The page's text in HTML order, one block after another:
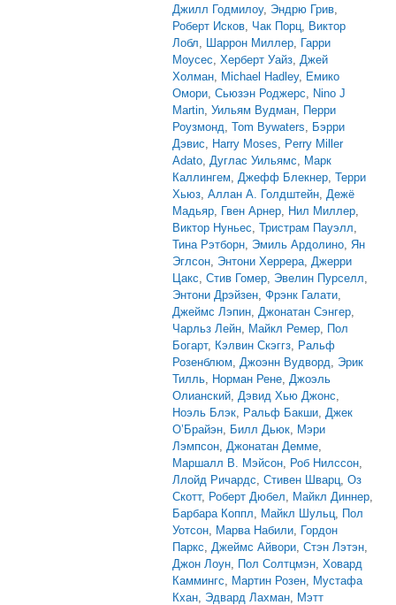
Джилл Годмилоу, Эндрю Грив,
Роберт Исков, Чак Порц, Виктор
Лобл, Шаррон Миллер, Гарри
Моусес, Херберт Уайз, Джей
Холман, Michael Hadley, Емико
Омори, Сьюзэн Роджерс, Nino J
Martin, Уильям Вудман, Перри
Роузмонд, Tom Bywaters, Бэрри
Дэвис, Harry Moses, Perry Miller
Adato, Дуглас Уильямс, Марк
Каллингем, Джефф Блекнер, Терри
Хьюз, Аллан А. Голдштейн, Дежё
Мадьяр, Гвен Арнер, Нил Миллер,
Виктор Нуньес, Тристрам Пауэлл,
Тина Рэтборн, Эмиль Ардолино, Ян
Эглсон, Энтони Херрера, Джерри
Цакс, Стив Гомер, Эвелин Пурселл,
Энтони Дрэйзен, Фрэнк Галати,
Джеймс Лэпин, Джонатан Сэнгер,
Чарльз Лейн, Майкл Ремер, Пол
Богарт, Кэлвин Скэггз, Ральф
Розенблюм, Джоэнн Вудворд, Эрик
Тилль, Норман Рене, Джоэль
Олианский, Дэвид Хью Джонс,
Ноэль Блэк, Ральф Бакши, Джек
О’Брайэн, Билл Дьюк, Мэри
Лэмпсон, Джонатан Демме,
Маршалл В. Мэйсон, Роб Нилссон,
Ллойд Ричардс, Стивен Шварц, Оз
Скотт, Роберт Дюбел, Майкл Диннер,
Барбара Коппл, Майкл Шульц, Пол
Уотсон, Марва Набили, Гордон
Паркс, Джеймс Айвори, Стэн Лэтэн,
Джон Лоун, Пол Солтцмэн, Ховард
Каммингс, Мартин Розен, Мустафа
Кхан, Эдвард Лахман, Мэтт